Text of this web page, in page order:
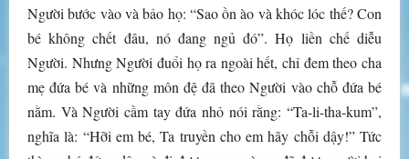
Người bước vào và bảo họ: “Sao ồn ào và khóc lóc thế? Con
bé không chết đâu, nó đang ngủ đó”. Họ liền chế diễu
Người. Nhưng Người đuổi họ ra ngoài hết, chỉ đem theo cha
mẹ đứa bé và những môn đệ đã theo Người vào chỗ đứa bé
nằm. Và Người cầm tay đứa nhỏ nói rằng: “Ta-li-tha-kum”,
nghĩa là: “Hỡi em bé, Ta truyền cho em hãy chỗi dậy!” Tức